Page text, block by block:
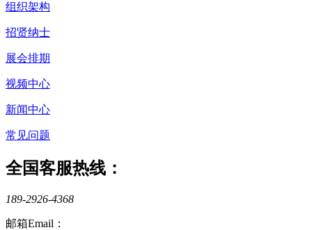
组织架构
招贤纳士
展会排期
视频中心
新闻中心
常见问题
全国客服热线：
189-2926-4368
邮箱Email：